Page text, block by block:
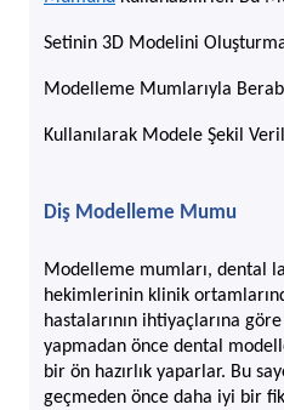
Setinin 3D Modelini
Modelleme Mumlarıyla
Kullanılarak Modele Şekil
Diş Modelleme Mumu
Modelleme mumları, dental
hekimlerinin klinik
hastalarının ihtiyaçlarına
yapmadan önce dental
bir ön hazırlık yaparlar. Bu
geçmeden önce daha iyi bir